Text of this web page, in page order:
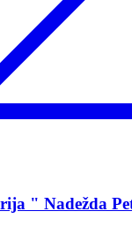
" Nadežda